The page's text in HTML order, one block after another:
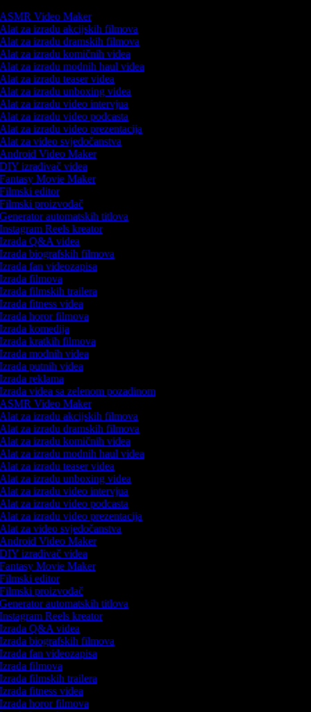
Video Maker
za izradu akcijskih filmova
za izradu dramskih filmova
za izradu komičnih videa
za izradu modnih haul videa
za izradu teaser videa
za izradu unboxing videa
za izradu video intervjua
za izradu video podcasta
za izradu video prezentacija
za video svjedočanstva
Video Maker
izrađivač videa
Movie Maker
editor
proizvođač
automatskih titlova
Reels kreator
Q&A videa
biografskih filmova
fan videozapisa
filmova
filmskih trailera
fitness videa
horor filmova
komedija
kratkih filmova
modnih videa
putnih videa
reklama
videa sa zelenom pozadinom
Video Maker
za izradu akcijskih filmova
za izradu dramskih filmova
za izradu komičnih videa
za izradu modnih haul videa
za izradu teaser videa
za izradu unboxing videa
za izradu video intervjua
za izradu video podcasta
za izradu video prezentacija
za video svjedočanstva
Video Maker
izrađivač videa
Movie Maker
editor
proizvođač
automatskih titlova
Reels kreator
Q&A videa
biografskih filmova
fan videozapisa
filmova
filmskih trailera
fitness videa
horor filmova